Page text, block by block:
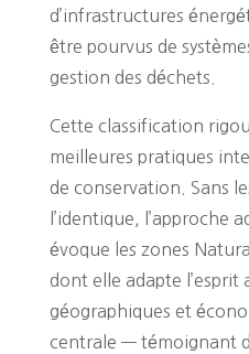
d’infrastructures
être pourvus de
gestion des déchets.
Cette classification
meilleures pratiques
de conservation. Sans
l’identique, l’approche
évoque les zones
dont elle adapte l’esprit
géographiques et
centrale — témoignant